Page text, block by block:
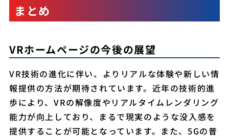
まとめ
VRホームページの今後の展望
VR技術の進化に伴い、よりリアルな体験や新しい情
報提供の方法が期待されています。近年の技術的進
歩により、VRの解像度やリアルタイムレンダリング
能力が向上しており、まるで現実のような没入感を
提供することが可能となっています。また、5Gの普